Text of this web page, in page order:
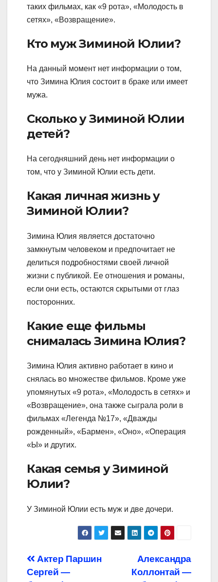
таких фильмах, как «9 рота», «Молодость в
сетях», «Возвращение».
Кто муж Зиминой Юлии?
На данный момент нет информации о том,
что Зимина Юлия состоит в браке или имеет
мужа.
Сколько у Зиминой Юлии
детей?
На сегодняшний день нет информации о
том, что у Зиминой Юлии есть дети.
Какая личная жизнь у
Зиминой Юлии?
Зимина Юлия является достаточно
замкнутым человеком и предпочитает не
делиться подробностями своей личной
жизни с публикой. Ее отношения и романы,
если они есть, остаются скрытыми от глаз
посторонних.
Какие еще фильмы
снималась Зимина Юлия?
Зимина Юлия активно работает в кино и
снялась во множестве фильмов. Кроме уже
упомянутых «9 рота», «Молодость в сетях» и
«Возвращение», она также сыграла роли в
фильмах «Легенда №17», «Дважды
рожденный», «Бармен», «Оно», «Операция
«Ы» и других.
Какая семья у Зиминой
Юлии?
У Зиминой Юлии есть муж и две дочери.
Навигация
Александра
Коллонтай —
Актер Паршин
Сергей —